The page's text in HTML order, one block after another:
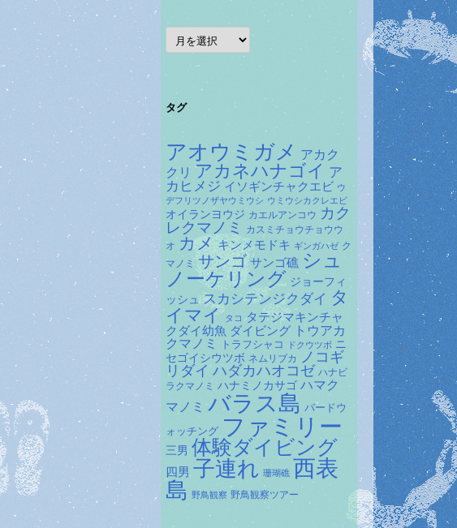
ア
ー
タグ
アオウミガメ
アカク
クリ アカネハナゴイ ア
カヒメジ イソギンチャクエビ ウ
デフリツノザヤウミウシ ウミウシカクレエビ
オイランヨウジ カエルアンコウ カク
レクマノミ
カスミチョウチョウウ
オ カメ キンメモドキ ギンガハゼ ク
マノミ サンゴ サンゴ礁 シュ
ノーケリング ジョーフィ
ッシュ スカシテンジクダイ タ
イマイ タコ タテジマキンチャ
クダイ幼魚 ダイビング トウアカ
クマノミ
トラフシャコ ドクウツボ
ニ
セゴイシウツボ ネムリブカ
ノコギ
リダイ ハダカハオコゼ ハナビ
ラクマノミ ハナミノカサゴ ハマク
マノミ バラス島 バードウ
ォッチング ファミリー
三男 体験ダイビング
四男 子連れ 珊瑚礁 西表
島
野鳥観察 野鳥観察ツアー